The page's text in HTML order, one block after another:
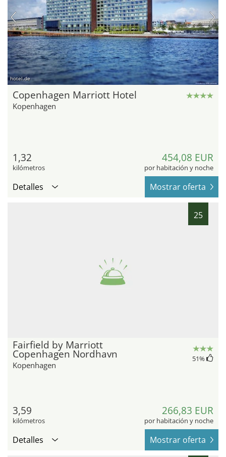
hotel.de
Copenhagen Marriott Hotel
Kopenhagen
1,32
kilómetros
454,08 EUR
por habitación y noche
Detalles Mostrar oferta
25
Fairfield by Marriott
Copenhagen Nordhavn
Kopenhagen
51%
3,59
kilómetros
266,83 EUR
por habitación y noche
Detalles Mostrar oferta